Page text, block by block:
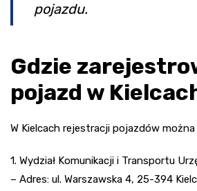
pojazdu.
Gdzie
pojazd w
W Kielcach rejestracji pojazdów
1. Wydział Komunikacji i Transportu
– Adres: ul. Warszawska 4, 25-394